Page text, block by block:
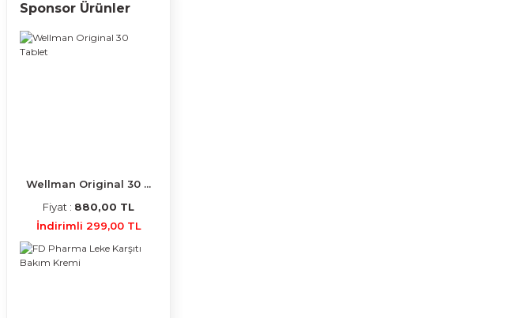
Sponsor Ürünler
Wellman Original 30 ...
Fiyat : 880,00 TL
İndirimli 299,00 TL